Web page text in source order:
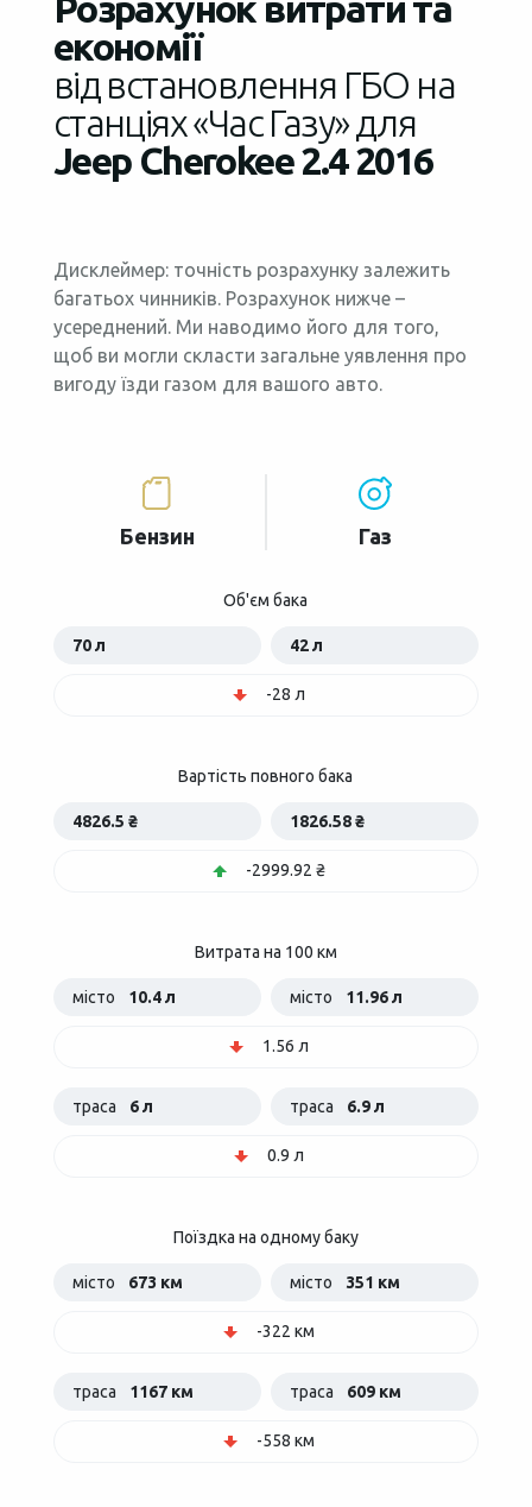
Розрахунок витрати та
економії
від встановлення ГБО на
станціях «Час Газу» для
Jeep Cherokee 2.4 2016
Дисклеймер: точність розрахунку залежить
багатьох чинників. Розрахунок нижче –
усереднений. Ми наводимо його для того,
щоб ви могли скласти загальне уявлення про
вигоду їзди газом для вашого авто.
Бензин Газ
Об'єм бака
70 л 42 л
-28 л
Вартість повного бака
4826.5 ₴ 1826.58 ₴
-2999.92 ₴
Витрата на 100 км
місто 10.4 л місто 11.96 л
1.56 л
траса 6 л траса 6.9 л
0.9 л
Поїздка на одному баку
місто 673 км місто 351 км
-322 км
траса 1167 км траса 609 км
-558 км